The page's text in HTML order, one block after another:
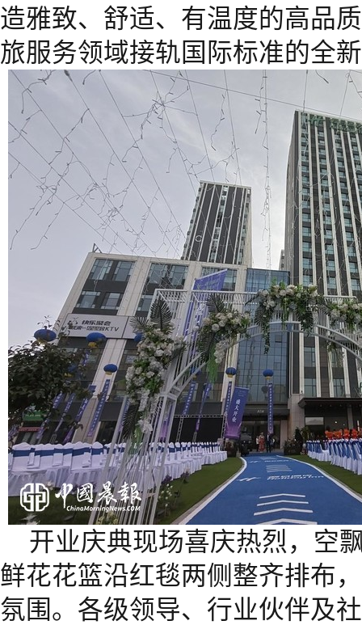
造雅致、舒适、有温度的高品
旅服务领域接轨国际标准的全
开业庆典现场喜庆热烈，空
鲜花花篮沿红毯两侧整齐排布
氛围。各级领导、行业伙伴及